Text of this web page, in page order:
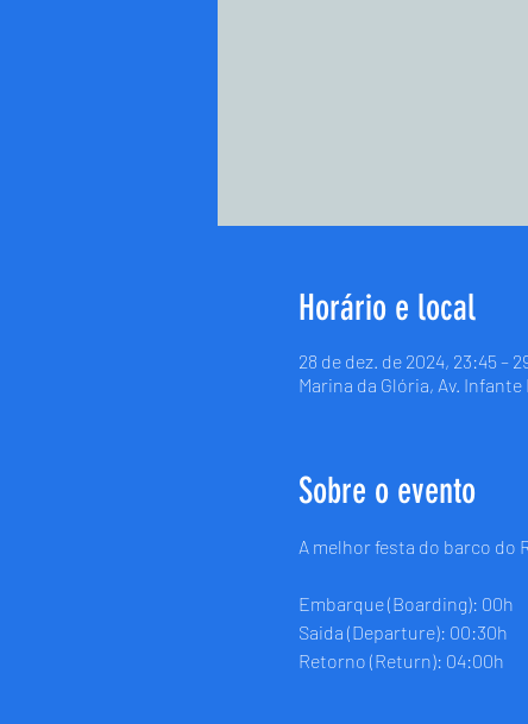
Horário e local
28 de dez. de 2024, 23:45 –
Marina da Glória, Av.
Sobre o evento
A melhor festa do barco do
Embarque (Boarding): 00h
Saida (Departure): 00:30h
Retorno (Return): 04:00h